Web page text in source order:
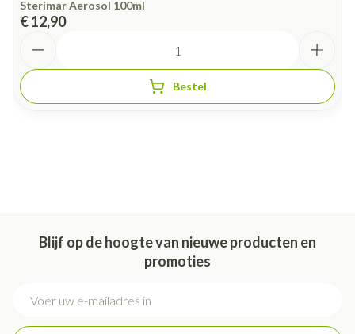
Sterimar Aerosol 100ml
€ 12,90
Bestel
Blijf op de hoogte van nieuwe producten en
promoties